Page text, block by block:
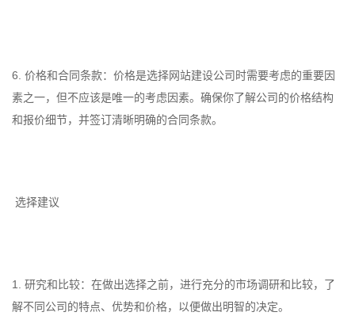
6. 价格和合同条款：价格是选择网站建设公司时需要考虑的重要因
素之一，但不应该是唯一的考虑因素。确保你了解公司的价格结构
和报价细节，并签订清晰明确的合同条款。
选择建议
1. 研究和比较：在做出选择之前，进行充分的市场调研和比较，了
解不同公司的特点、优势和价格，以便做出明智的决定。